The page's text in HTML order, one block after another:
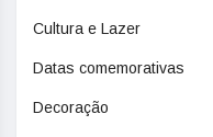
Cultura e Lazer
Datas comemorativas
Decoração